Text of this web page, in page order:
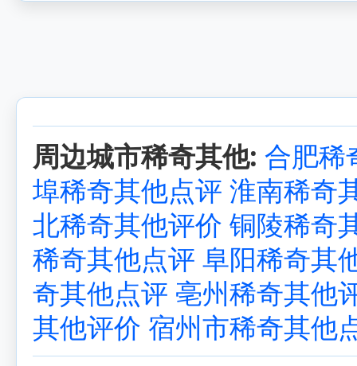
周边城市稀奇其他: 合肥稀
埠稀奇其他点评 淮南稀奇
北稀奇其他评价 铜陵稀奇
稀奇其他点评 阜阳稀奇其
奇其他点评 亳州稀奇其他
其他评价 宿州市稀奇其他